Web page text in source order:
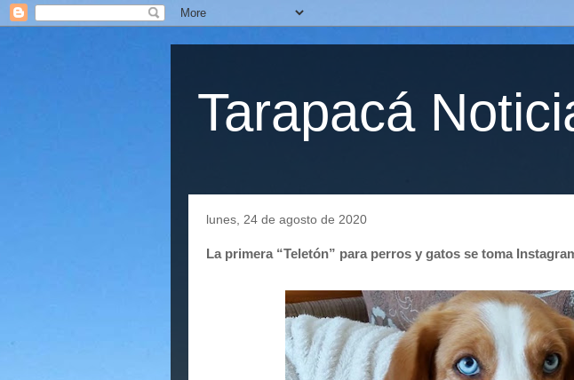
Tarapacá
lunes, 24 de agosto de 2020
La primera “Teletón” para perros y gatos se toma